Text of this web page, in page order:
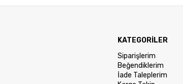
KATEGORİLER
Siparişlerim
Beğendiklerim
İade Taleplerim